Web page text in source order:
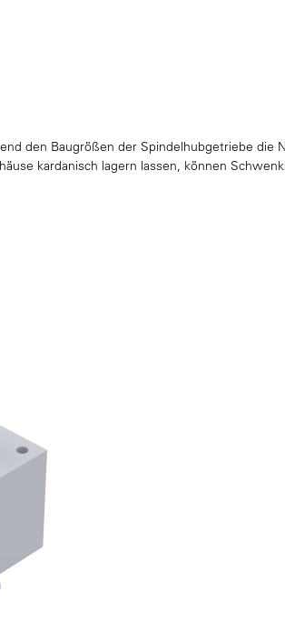
den Baugrößen der Spindelhubgetriebe die
kardanisch lagern lassen, können